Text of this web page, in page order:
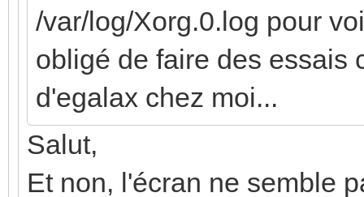
Option
Option
Option
EndSection
/var/log/Xorg.0.log pour
obligé de faire des essais
d'egalax chez moi...
Salut,
Et non, l'écran ne semble